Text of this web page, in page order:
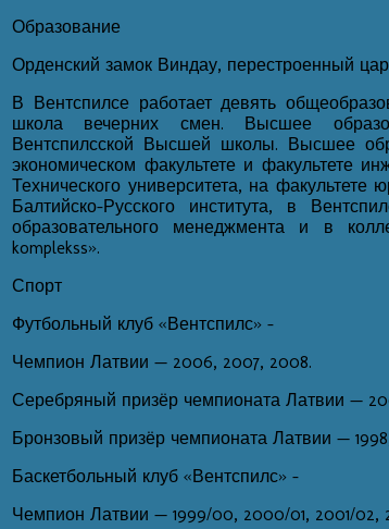
Образование
Орденский замок Виндау, перестроенный
В Вентспилсе работает девять
школа вечерних смен. Высшее
Вентспилсской Высшей школы. Высшее
экономическом факультете и факультете
Технического университета, на факультете
Балтийско-Русского института, в
образовательного менеджмента и в
komplekss».
Спорт
Футбольный клуб «Вентспилс» -
Чемпион Латвии — 2006, 2007, 2008.
Серебряный призёр чемпионата Латвии —
Бронзовый призёр чемпионата Латвии —
Баскетбольный клуб «Вентспилс» -
Чемпион Латвии — 1999/00, 2000/01, 2001/